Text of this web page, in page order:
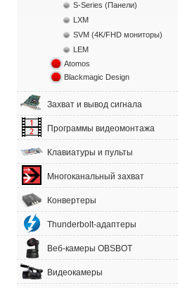
S-Series (Панели)
LXM
SVM (4K/FHD мониторы)
LEM
Atomos
Blackmagic Design
Захват и вывод сигнала
Программы видеомонтажа
Клавиатуры и пульты
Многоканальный захват
Конвертеры
Thunderbolt-адаптеры
Веб-камеры OBSBOT
Видеокамеры